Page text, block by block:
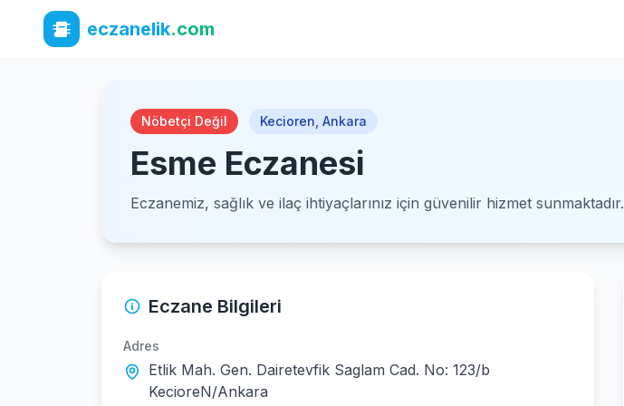
eczanelik.com
Nöbetçi Değil Kecioren Ankara
Esme Eczanesi
Eczanemiz, sağlık ve ilaç ihtiyaçlarınız için güvenilir hizmet sunmaktadır.
Eczane Bilgileri
Adres
Etlik Mah. Gen. Dairetevfik Saglam Cad. No: 123/b
KecioreN/Ankara